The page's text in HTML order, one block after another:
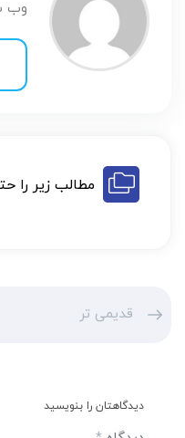
وب
مطالب زیر را
قدیمی تر
دیدگاهتان را بنویسید